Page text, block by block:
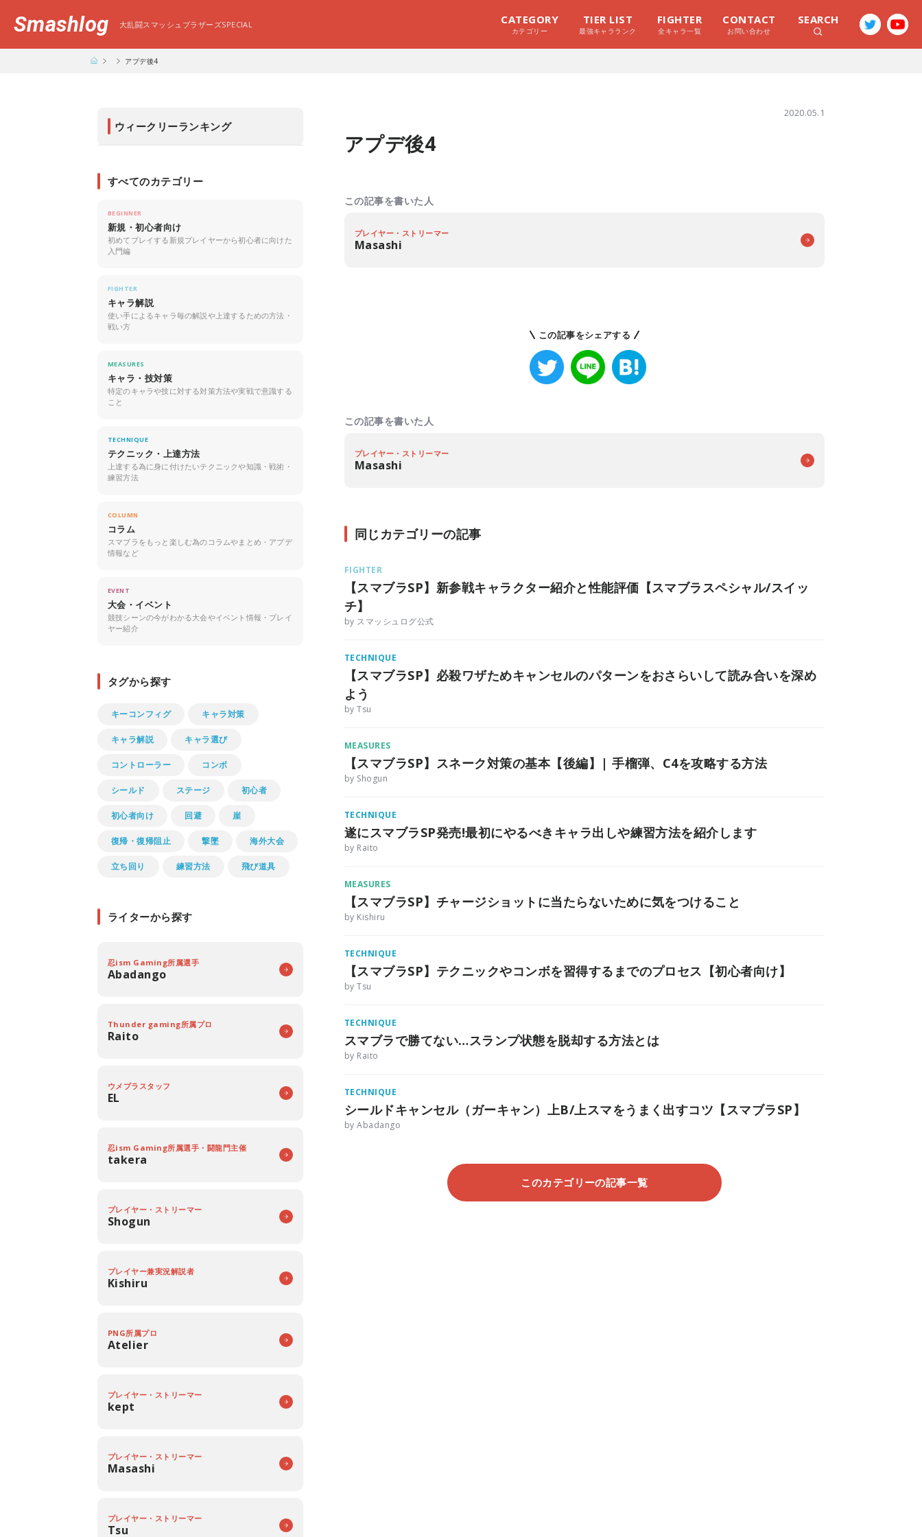
Smashlog 大乱闘スマッシュブラザーズSPECIAL CATEGORY
カテゴリー
TIER LIST
最強キャラランク
FIGHTER
全キャラ一覧
CONTACT
お問い合わせ
SEARCH
アプデ後4
2020.05.1
アプデ後4
この記事を書いた人
プレイヤー・ストリーマー
Masashi
この記事をシェアする
この記事を書いた人
プレイヤー・ストリーマー
Masashi
同じカテゴリーの記事
FIGHTER
【スマブラSP】新参戦キャラクター紹介と性能評価【スマブラスペシャル/スイッ
チ】
by スマッシュログ公式
TECHNIQUE
【スマブラSP】必殺ワザためキャンセルのパターンをおさらいして読み合いを深め
よう
by Tsu
MEASURES
【スマブラSP】スネーク対策の基本【後編】| 手榴弾、C4を攻略する方法
by Shogun
TECHNIQUE
遂にスマブラSP発売!最初にやるべきキャラ出しや練習方法を紹介します
by Raito
MEASURES
【スマブラSP】チャージショットに当たらないために気をつけること
by Kishiru
TECHNIQUE
【スマブラSP】テクニックやコンボを習得するまでのプロセス【初心者向け】
by Tsu
TECHNIQUE
スマブラで勝てない…スランプ状態を脱却する方法とは
by Raito
TECHNIQUE
シールドキャンセル（ガーキャン）上B/上スマをうまく出すコツ【スマブラSP】
by Abadango
このカテゴリーの記事一覧
ウィークリーランキング
すべてのカテゴリー
BEGINNER
新規・初心者向け
初めてプレイする新規プレイヤーから初心者に向けた
入門編
FIGHTER
キャラ解説
使い手によるキャラ毎の解説や上達するための方法・
戦い方
MEASURES
キャラ・技対策
特定のキャラや技に対する対策方法や実戦で意識する
こと
TECHNIQUE
テクニック・上達方法
上達する為に身に付けたいテクニックや知識・戦術・
練習方法
COLUMN
コラム
スマブラをもっと楽しむ為のコラムやまとめ・アプデ
情報など
EVENT
大会・イベント
競技シーンの今がわかる大会やイベント情報・プレイ
ヤー紹介
タグから探す
キーコンフィグ キャラ対策
キャラ解説 キャラ選び
コントローラー コンボ
シールド ステージ 初心者
初心者向け 回避 崖
復帰・復帰阻止 撃墜 海外大会
立ち回り 練習方法 飛び道具
ライターから探す
忍ism Gaming所属選手
Abadango
Thunder gaming所属プロ
Raito
ウメブラスタッフ
EL
忍ism Gaming所属選手・闘龍門主催
takera
プレイヤー・ストリーマー
Shogun
プレイヤー兼実況解説者
Kishiru
PNG所属プロ
Atelier
プレイヤー・ストリーマー
kept
プレイヤー・ストリーマー
Masashi
プレイヤー・ストリーマー
Tsu